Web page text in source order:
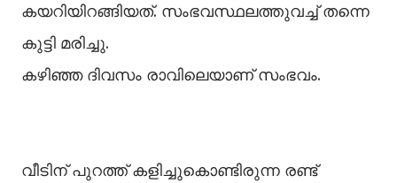
കയറിയിറങ്ങിയത്. സംഭവസ്ഥലത്തുവച്ച്‌ തന്നെ
കുട്ടി മരിച്ചു.
കഴിഞ്ഞ ദിവസം രാവിലെയാണ് സംഭവം.
വീടിന് പുറത്ത് കളിച്ചുകൊണ്ടിരുന്ന രണ്ട്